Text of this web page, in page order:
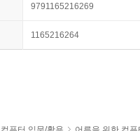
9791165216269
1165216264